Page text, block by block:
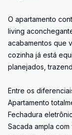
O apartamento
living
acabamentos que
cozinha já está
planejados,
Entre os
Apartamento
Fechadura
Sacada ampla